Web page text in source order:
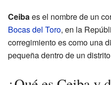
Ceibaes el nombre de un
Bocas del Toro, en la
corregimiento es como una
pequeña dentro de un